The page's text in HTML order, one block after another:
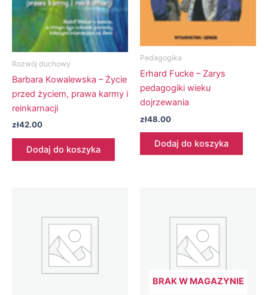
Rozwój duchowy
Barbara Kowalewska – Życie
przed życiem, prawa karmy i
reinkarnacji
zł42.00
Dodaj do koszyka
Pedagogika
Erhard Fucke – Zarys
pedagogiki wieku
dojrzewania
zł48.00
Dodaj do koszyka
BRAK W MAGAZYNIE